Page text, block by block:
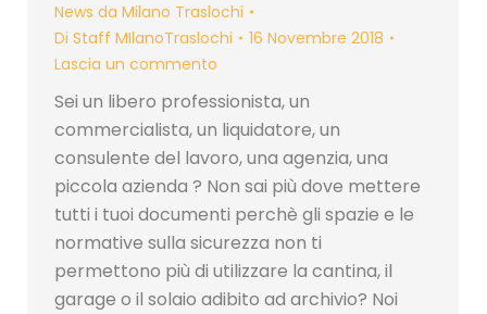
News da Milano Traslochi
Di Staff MIlanoTraslochi
16 Novembre 2018
Lascia un commento
Sei un libero professionista, un
commercialista, un liquidatore, un
consulente del lavoro, una agenzia, una
piccola azienda ? Non sai più dove mettere
tutti i tuoi documenti perchè gli spazie e le
normative sulla sicurezza non ti
permettono più di utilizzare la cantina, il
garage o il solaio adibito ad archivio? Noi